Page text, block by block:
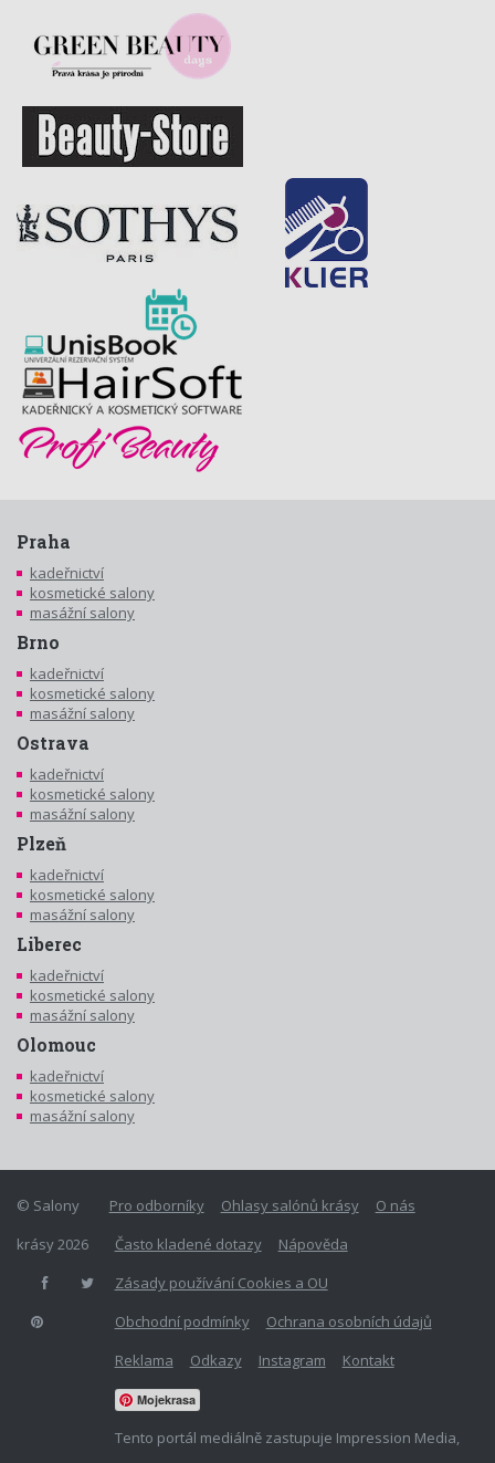
Praha
kadeřnictví
kosmetické salony
masážní salony
Brno
kadeřnictví
kosmetické salony
masážní salony
Ostrava
kadeřnictví
kosmetické salony
masážní salony
Plzeň
kadeřnictví
kosmetické salony
masážní salony
Liberec
kadeřnictví
kosmetické salony
masážní salony
Olomouc
kadeřnictví
kosmetické salony
masážní salony
Pro odborníky Ohlasy salónů krásy
O nás
Často kladené dotazy
Nápověda
Zásady používání Cookies a OU
Obchodní podmínky
Ochrana osobních údajů
Reklama
Odkazy Instagram Kontakt
Mojekrasa
Tento portál mediálně zastupuje Impression Media,
© Salony
krásy 2026